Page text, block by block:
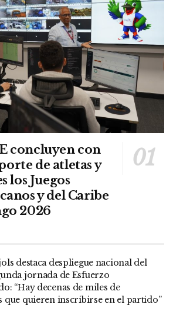
concluyen con
de atletas y
los Juegos
y del Caribe
2026
destaca despliegue nacional del
jornada de Esfuerzo
“Hay decenas de miles de
que quieren inscribirse en el partido”